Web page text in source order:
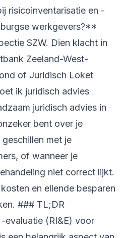
risicoinventarisatie en -
werkgevers?**
SZW. Dien klacht in
Zeeland-West-
of Juridisch Loket
ik juridisch advies
juridisch advies in
bent over je
met je
of wanneer je
niet correct lijkt.
en ellende besparen
### TL;DR
evaluatie (RI&E) voor